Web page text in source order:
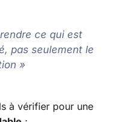
ce qui est
pas seulement le
»
à vérifier pour une